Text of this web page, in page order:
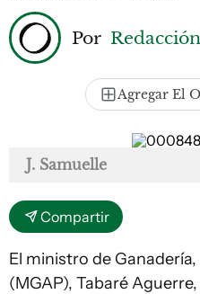
Por Redacción
Agregar El
J. Samuelle
Compartir
El ministro de
(MGAP), Tabaré